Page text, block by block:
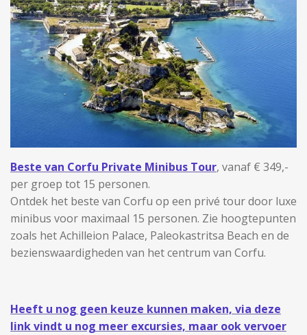
Beste van Corfu Private Minibus Tour, vanaf € 349,-
per groep tot 15 personen.
Ontdek het beste van Corfu op een privé tour door luxe
minibus voor maximaal 15 personen. Zie hoogtepunten
zoals het Achilleion Palace, Paleokastritsa Beach en de
bezienswaardigheden van het centrum van Corfu.
Heeft u nog geen keuze kunnen maken, via deze
link vindt u nog meer excursies, maar ook vervoer